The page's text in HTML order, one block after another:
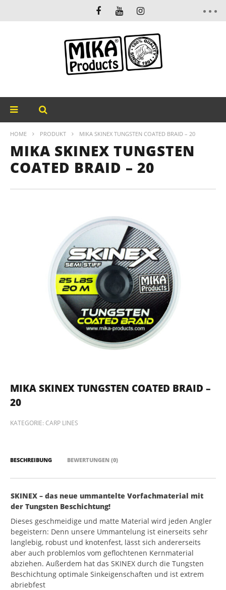
HOME PRODUKT MIKA SKINEX TUNGSTEN COATED BRAID – 20
MIKA SKINEX TUNGSTEN
COATED BRAID – 20
MIKA SKINEX TUNGSTEN COATED BRAID –
20
KATEGORIE: CARP LINES
BESCHREIBUNG BEWERTUNGEN (0)
SKINEX – das neue ummantelte Vorfachmaterial mit
der Tungsten Beschichtung!
Dieses geschmeidige und matte Material wird jeden Angler
begeistern: Denn unsere Ummantelung ist einerseits sehr
langlebig, robust und knotenfest, lässt sich andererseits
aber auch problemlos vom geflochtenen Kernmaterial
abziehen. Außerdem hat das SKINEX durch die Tungsten
Beschichtung optimale Sinkeigenschaften und ist extrem
abriebfest